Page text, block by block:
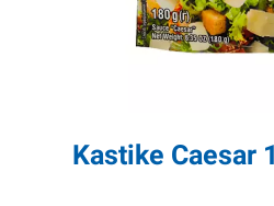
Kastike Caesar